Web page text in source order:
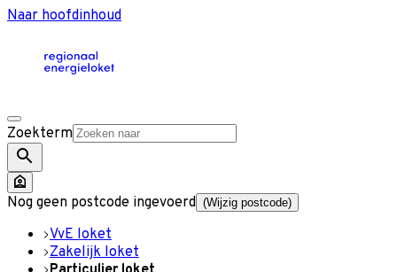
Naar hoofdinhoud
Zoekterm
Nog geen postcode ingevoerd (Wijzig postcode)
VvE loket
Zakelijk loket